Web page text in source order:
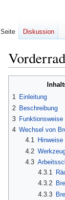
1 Einleitung
2 Beschreibung
3 Funktionsweise
4 Wechsel von
4.1
Hinweise
4.2
4.3
4.3.1
4.3.2
4.3.3
Seite Diskussion